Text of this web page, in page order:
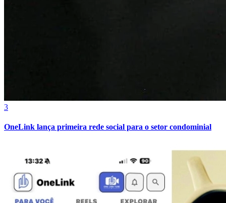
3
OneLink lança primeira rede social para o setor condominial